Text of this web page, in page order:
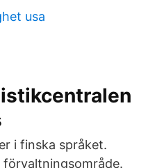
usa
i finska språket.